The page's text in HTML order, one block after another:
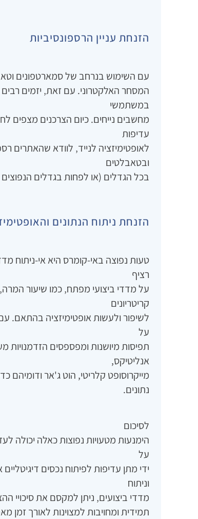
הזנחת עניין הרספונסיביות
עם השימוש בנרחב של סמארטפונים
המסחר האלקטרוני. עם זאת‚ יזמים
במשתמשי
מחשבים נייחים. כיום הצרכנים מצפים
עדיפות
לאופטימיזציה לנייד‚ לוודא שהאתרים
ובטאבלטים
בכל הגדלים (או לפחות בגדלים הנפוצים
הזנחת ניתוח הנתונים
טעות נפוצה באי-קומרס היא אי-ניתוח
רציף
על מדדי ביצועי מפתח‚ כמו שיעור
קריטריונים
לשיפור ולעשות אופטימיזציה בהתאם.
על
תפיסות מיושנות ומפספסים הזדמנויות
אנליטיקס,
מייקרוסופט קלריטי, הוט ג'אר ודומיהם
נתונים.
לסיכום
הימנעות מטעויות נפוצות כאלה יכולה
על
ידי מתן עדיפות לפיתוח נכסים
וניתוח
מדדי ביצועים‚ ניתן למקסם את סיכויי
תמידית ומחויבות למצוינות לאורך